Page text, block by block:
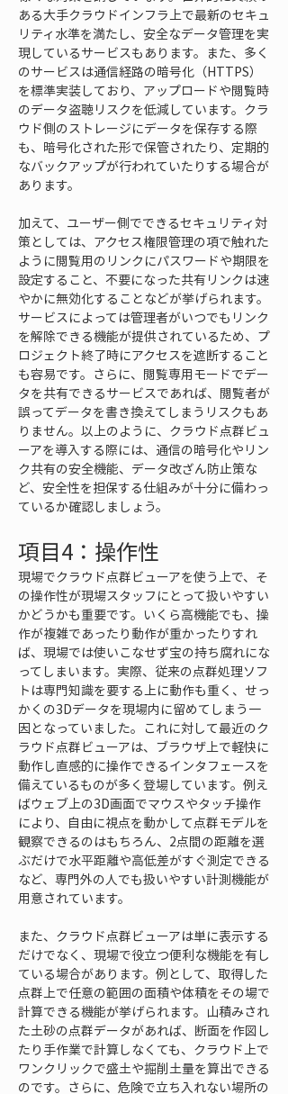
ある大手クラウドインフラ上で最新のセキュ
リティ水準を満たし、安全なデータ管理を実
現しているサービスもあります。また、多く
のサービスは通信経路の暗号化（HTTPS）
を標準実装しており、アップロードや閲覧時
のデータ盗聴リスクを低減しています。クラ
ウド側のストレージにデータを保存する際
も、暗号化された形で保管されたり、定期的
なバックアップが行われていたりする場合が
あります。
加えて、ユーザー側でできるセキュリティ対
策としては、アクセス権限管理の項で触れた
ように閲覧用のリンクにパスワードや期限を
設定すること、不要になった共有リンクは速
やかに無効化することなどが挙げられます。
サービスによっては管理者がいつでもリンク
を解除できる機能が提供されているため、プ
ロジェクト終了時にアクセスを遮断すること
も容易です。さらに、閲覧専用モードでデー
タを共有できるサービスであれば、閲覧者が
誤ってデータを書き換えてしまうリスクもあ
りません。以上のように、クラウド点群ビュ
ーアを導入する際には、通信の暗号化やリン
ク共有の安全機能、データ改ざん防止策な
ど、安全性を担保する仕組みが十分に備わっ
ているか確認しましょう。
項目4：操作性
現場でクラウド点群ビューアを使う上で、そ
の操作性が現場スタッフにとって扱いやすい
かどうかも重要です。いくら高機能でも、操
作が複雑であったり動作が重かったりすれ
ば、現場では使いこなせず宝の持ち腐れにな
ってしまいます。実際、従来の点群処理ソフ
トは専門知識を要する上に動作も重く、せっ
かくの3Dデータを現場内に留めてしまう一
因となっていました。これに対して最近のク
ラウド点群ビューアは、ブラウザ上で軽快に
動作し直感的に操作できるインタフェースを
備えているものが多く登場しています。例え
ばウェブ上の3D画面でマウスやタッチ操作
により、自由に視点を動かして点群モデルを
観察できるのはもちろん、2点間の距離を選
ぶだけで水平距離や高低差がすぐ測定できる
など、専門外の人でも扱いやすい計測機能が
用意されています。
また、クラウド点群ビューアは単に表示する
だけでなく、現場で役立つ便利な機能を有し
ている場合があります。例として、取得した
点群上で任意の範囲の面積や体積をその場で
計算できる機能が挙げられます。山積みされ
た土砂の点群データがあれば、断面を作図し
たり手作業で計算しなくても、クラウド上で
ワンクリックで盛土や掘削土量を算出できる
のです。さらに、危険で立ち入れない場所の